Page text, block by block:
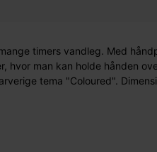
timers vandleg. Med
hvor man kan holde hånden
tema "Coloured".